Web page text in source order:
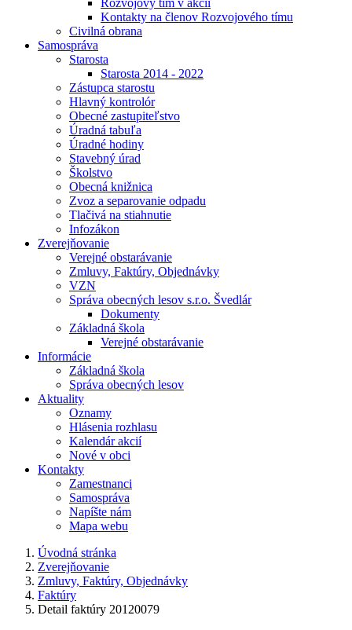
Rozvojový tím v akcii
Kontakty na členov Rozvojového tímu
Civilná obrana
Samospráva
Starosta
Starosta 2014 - 2022
Zástupca starostu
Hlavný kontrolór
Obecné zastupiteľstvo
Úradná tabuľa
Úradné hodiny
Stavebný úrad
Školstvo
Obecná knižnica
Zvoz a separovanie odpadu
Tlačivá na stiahnutie
Infozákon
Zverejňovanie
Verejné obstarávanie
Zmluvy, Faktúry, Objednávky
VZN
Správa obecných lesov s.r.o. Švedlár
Dokumenty
Základná škola
Verejné obstarávanie
Informácie
Základná škola
Správa obecných lesov
Aktuality
Oznamy
Hlásenia rozhlasu
Kalendár akcií
Nové v obci
Kontakty
Zamestnanci
Samospráva
Napíšte nám
Mapa webu
Úvodná stránka
Zverejňovanie
Zmluvy, Faktúry, Objednávky
Faktúry
Detail faktúry 20120079